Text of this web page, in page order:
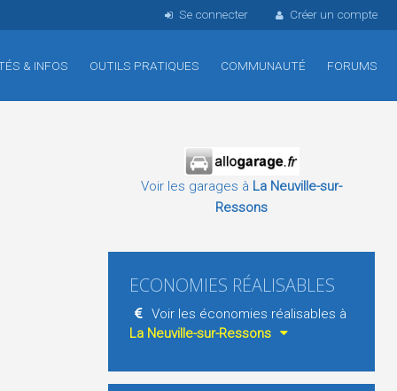
Se connecter Créer un compte
& INFOS OUTILS PRATIQUES COMMUNAUTÉ FORUMS
Voir les garages à La Neuville-sur-
Ressons
ECONOMIES RÉALISABLES
Voir les économies réalisables à
La Neuville-sur-Ressons